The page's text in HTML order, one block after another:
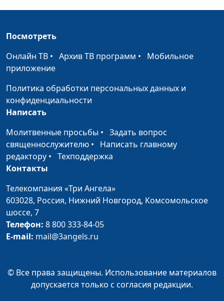
современном русском
переводе
защиты религиозной
свободы, член Совета по
религиозными
Я - русский, Бог меня
привел сюда, важно
молиться вместе
Маттс-Ола Исхоел, епископ,
первый заместитель
начальствующего епископа
евангельской
(пятидесятников)
О разделении и
единстве в вере, о
внешних церковных связей
Московского патриархата
Посмотреть
Онлайн ТВ • Архив ТВ программ • Мобильное
приложение
Политика обработки персональных данных и
конфиденциальности
Написать
Молитвенные просьбы • Задать вопрос
священнослужителю • Написать главному
редактору • Техподдержка
Контакты
Телекомпания «Три Ангела»
603028, Россия, Нижний Новгород, Комсомольское
шоссе, 7
Телефон: 8 800 333-84-05
E-mail: mail@3angels.ru
© Все права защищены. Использование материалов
допускается только с согласия редакции.